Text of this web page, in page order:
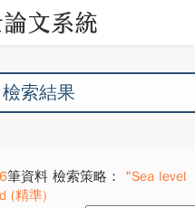
索結果
6筆資料 檢索策略：
"Sea level
(精準)